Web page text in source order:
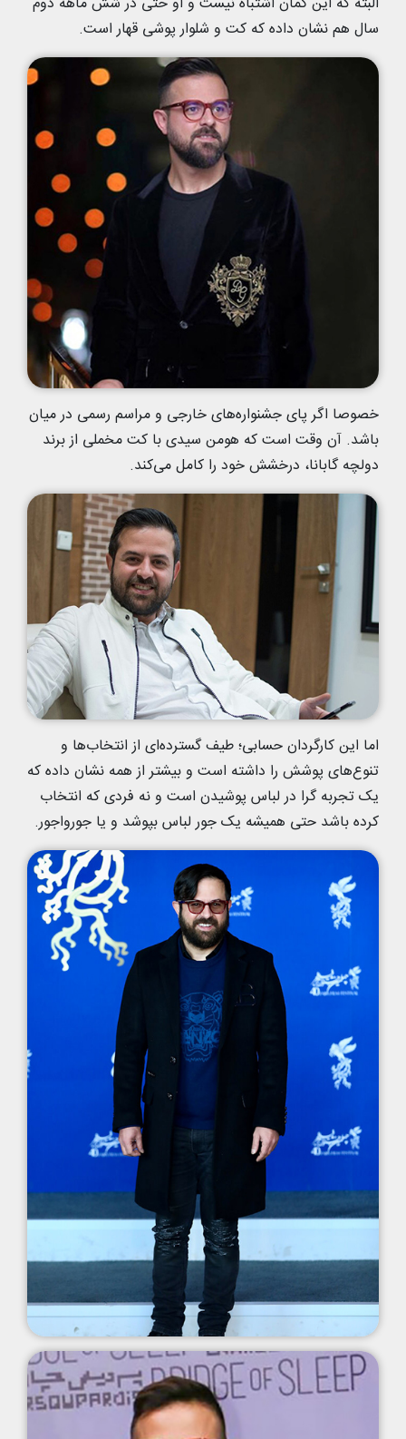
سال هم نشان داده که کت و شلوار پوشی قهار است.
خصوصا اگر پای جشنواره‌های خارجی و مراسم رسمی در میان
باشد. آن وقت است که هومن سیدی با کت مخملی از برند
دولچه گابانا، درخشش خود را کامل می‌کند.
اما این کارگردان حسابی؛ طیف گسترده‌ای از انتخاب‌ها و
تنوع‌های پوشش را داشته است و بیشتر از همه نشان داده که
یک تجربه گرا در لباس پوشیدن است و نه فردی که انتخاب
کرده باشد حتی همیشه یک جور لباس بپوشد و یا جورواجور.